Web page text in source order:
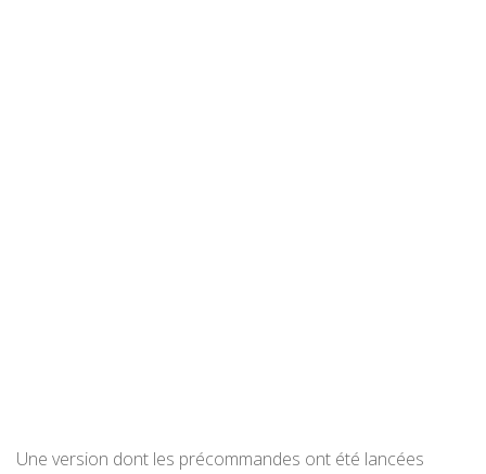
Une version dont les précommandes ont été lancées